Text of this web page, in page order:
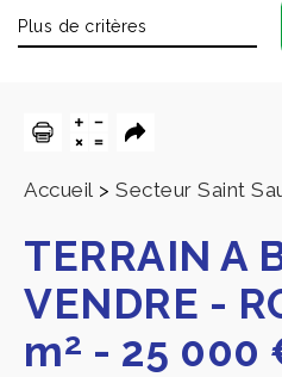
Accueil > Secteur Saint
TERRAIN A
VENDRE -
m2 - 25 000